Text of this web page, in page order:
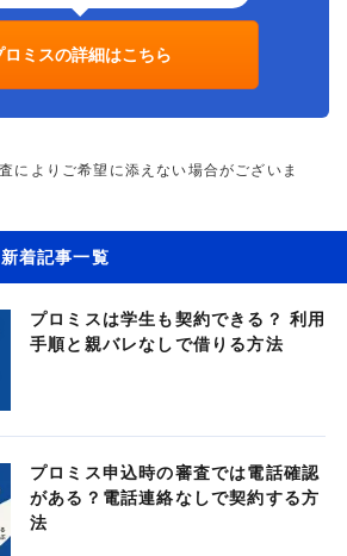
ロミスの詳細はこちら
によりご希望に添えない場合がございま
着記事一覧
プロミスは学生も契約できる？ 利用
手順と親バレなしで借りる方法
プロミス申込時の審査では電話確認
がある？電話連絡なしで契約する方
法